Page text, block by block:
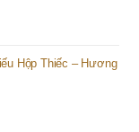
Hộp Thiếc – Hương